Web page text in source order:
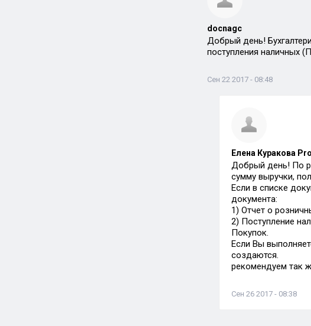
docnagc
Добрый день!
поступления наличных
Сен 22 2017 - 08:48
Елена Куракова
Добрый день! По
сумму выручки,
Если в списке
документа:
1) Отчет о
2) Поступление
Покупок.
Если Вы
создаются.
рекомендуем так
Сен 26 2017 - 08:38